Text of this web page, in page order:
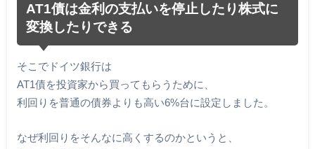
AT1債は金利の支払いを停止したり株式に
変換したりできる
そこでドイツ銀行は
AT1債を投資家から買ってもらうために、
利回りを普通の債券よりも高い6%台に設定しました。
なぜ利回りをそんなに高くするのかというと、